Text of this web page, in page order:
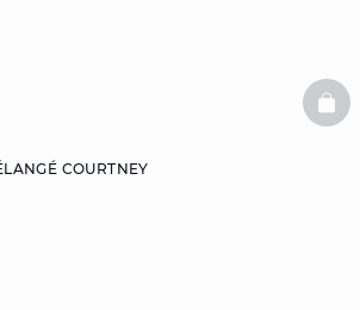
COURTNEY